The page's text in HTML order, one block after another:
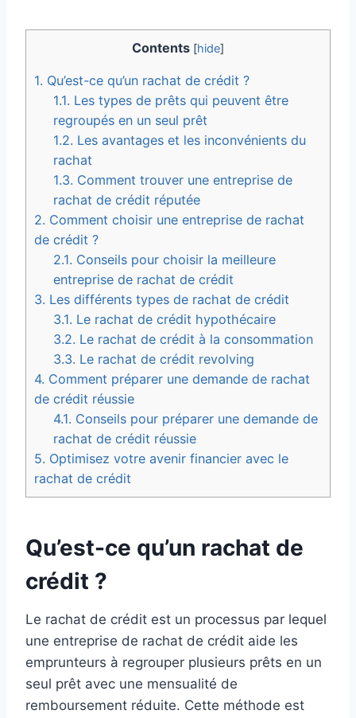
Contents [hide]
1. Qu’est-ce qu’un rachat de crédit ?
1.1. Les types de prêts qui peuvent être
regroupés en un seul prêt
1.2. Les avantages et les inconvénients du
rachat
1.3. Comment trouver une entreprise de
rachat de crédit réputée
2. Comment choisir une entreprise de rachat
de crédit ?
2.1. Conseils pour choisir la meilleure
entreprise de rachat de crédit
3. Les différents types de rachat de crédit
3.1. Le rachat de crédit hypothécaire
3.2. Le rachat de crédit à la consommation
3.3. Le rachat de crédit revolving
4. Comment préparer une demande de rachat
de crédit réussie
4.1. Conseils pour préparer une demande de
rachat de crédit réussie
5. Optimisez votre avenir financier avec le
rachat de crédit
Qu’est-ce qu’un rachat de
crédit ?
Le rachat de crédit est un processus par lequel
une entreprise de rachat de crédit aide les
emprunteurs à regrouper plusieurs prêts en un
seul prêt avec une mensualité de
remboursement réduite. Cette méthode est